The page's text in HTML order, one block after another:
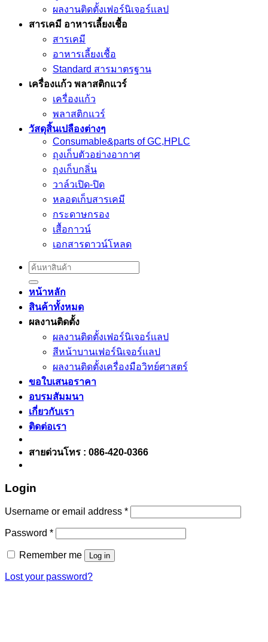
ผลงานติดตั้งเฟอร์นิเจอร์เเลป
สารเคมี อาหารเลี้ยงเชื้อ
สารเคมี
อาหารเลี้ยงเชื้อ
Standard สารมาตรฐาน
เครื่องเเก้ว พลาสติกแวร์
เครื่องเเก้ว
พลาสติกแวร์
วัสดุสิ้นเปลืองต่างๆ
Consumable&parts of GC,HPLC
ถุงเก็บตัวอย่างอากาศ
ถุงเก็บกลิ่น
วาล์วเปิด-ปิด
หลอดเก็บสารเคมี
กระดาษกรอง
เสื้อกาวน์
เอกสารดาวน์โหลด
Search
for:
หน้าหลัก
สินค้าทั้งหมด
ผลงานติดตั้ง
ผลงานติดตั้งเฟอร์นิเจอร์เเลป
สีหน้าบานเฟอร์นิเจอร์เเลป
ผลงานติดตั้งเครื่องมือวิทย์ศาสตร์
ขอใบเสนอราคา
อบรมสัมมนา
เกี่ยวกับเรา
ติดต่อเรา
สายด่วนโทร : 086-420-0366
Login
Username or email address *
Password *
Remember me Log in
Lost your password?